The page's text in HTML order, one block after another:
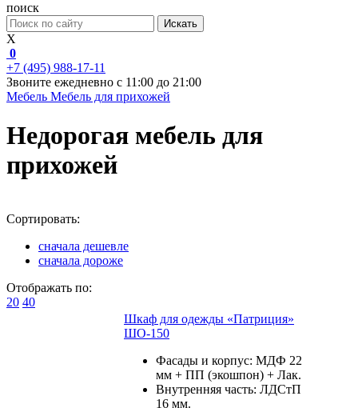
поиск
Искать
X
0
+7 (495) 988-17-11
Звоните ежедневно с 11:00 до 21:00
Мебель Мебель для прихожей
Недорогая мебель для
прихожей
Сортировать:
сначала дешевле
сначала дороже
Отображать по:
20 40
Шкаф для одежды «Патриция»
ШО-150
Фасады и корпус: МДФ 22
мм + ПП (экошпон) + Лак.
Внутренняя часть: ЛДСтП
16 мм.